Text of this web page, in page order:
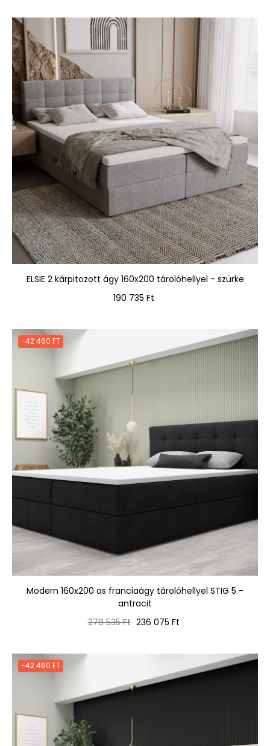
ELSIE 2 kárpitozott ágy 160x200 tárolóhellyel - szürke
Ár
190 735 Ft
-42 460 FT
Modern 160x200 as franciaágy tárolóhellyel STIG 5 -
antracit
Normál
278 535 Ft Ár
236 075 Ft
-42 460 FT